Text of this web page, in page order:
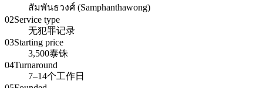
สัมพันธวงศ์ (Samphanthawong)
02Service type
无犯罪记录
03Starting price
3,500泰铢
04Turnaround
7–14个工作日